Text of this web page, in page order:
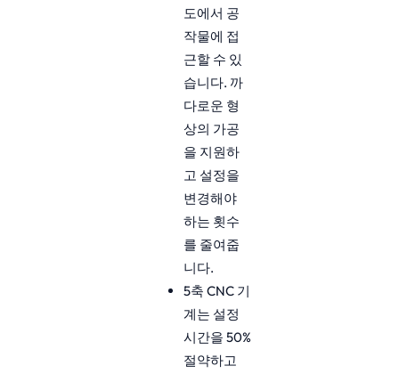
도에서 공
작물에 접
근할 수 있
습니다. 까
다로운 형
상의 가공
을 지원하
고 설정을
변경해야
하는 횟수
를 줄여줍
니다.
5축 CNC 기
계는 설정
시간을 50%
절약하고